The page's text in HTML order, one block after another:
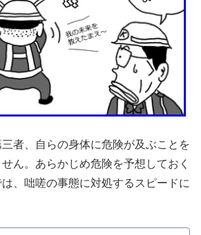
者、自らの身体に危険が及ぶことを
ん。あらかじめ危険を予想しておく
、咄嗟の事態に対処するスピードに